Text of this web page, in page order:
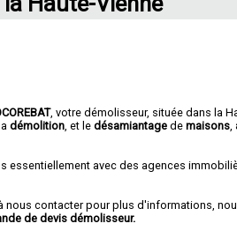
,votre démolisseur, située dans la
démolition , et ledésamiantage demaisons
essentiellement avec des agences
nous contacter pour plus d'informations,
de devis démolisseur.